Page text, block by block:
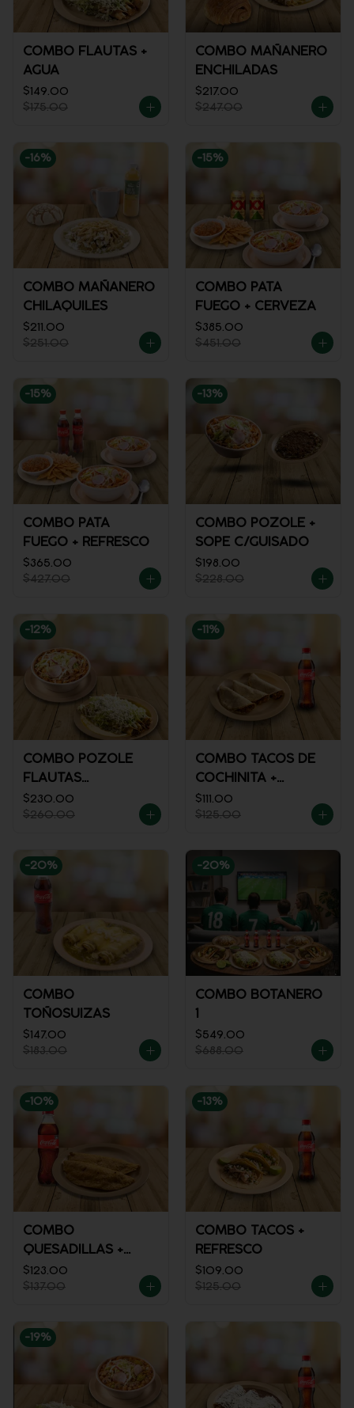
COMBO FLAUTAS +
AGUA
$149.00
$175.00
COMBO MAÑANERO
ENCHILADAS
$217.00
$247.00
-16%
COMBO MAÑANERO
CHILAQUILES
$211.00
$251.00
-15%
COMBO PATA
FUEGO + CERVEZA
$385.00
$451.00
-15%
COMBO PATA
FUEGO + REFRESCO
$365.00
$427.00
-13%
COMBO POZOLE +
SOPE C/GUISADO
$198.00
$228.00
-12%
COMBO POZOLE
FLAUTAS
AHOGADAS
$230.00
$260.00
-11 %
COMBO TACOS DE
COCHINITA +
REFRESCO
$111.00
$125.00
-20%
COMBO
TOÑOSUIZAS
$147.00
$183.00
-20%
COMBO BOTANERO
1
$549.00
$688.00
-10%
COMBO
QUESADILLAS +
REFRESCO
$123.00
$137.00
-13%
COMBO TACOS +
REFRESCO
$109.00
$125.00
-19%